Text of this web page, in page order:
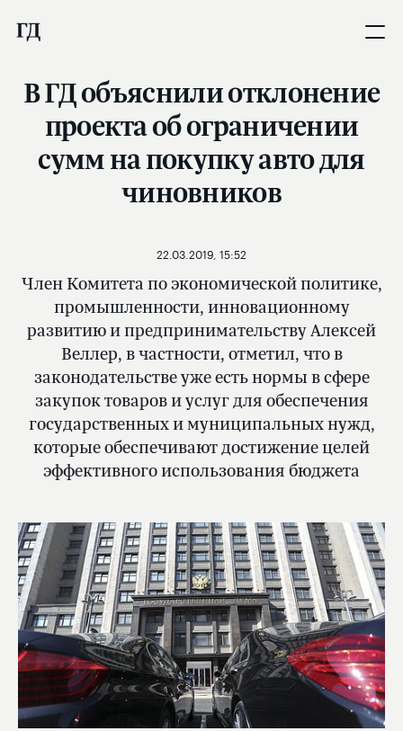
В ГД объяснили отклонение
проекта об ограничении
сумм на покупку авто для
чиновников
Член Комитета по экономической политике,
промышленности, инновационному
развитию и предпринимательству Алексей
Веллер, в частности, отметил, что в
законодательстве уже есть нормы в сфере
закупок товаров и услуг для обеспечения
государственных и муниципальных нужд,
которые обеспечивают достижение целей
эффективного использования бюджета
22.03.2019, 15:52